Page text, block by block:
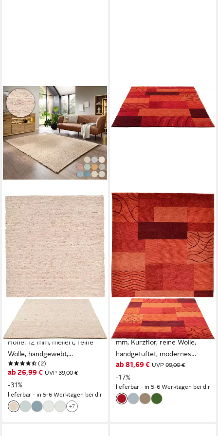
OTTO HOME
Wollteppich Pirker,
Handwebteppich, rechteckig,
Höhe: 12 mm, meliert, reine
Wolle, handgewebt,
Wendeteppich, Scandi,
Wohnzimmer
(2)
ab 26,99 € UVP 39,00 €
-31%
lieferbar - in 5-6 Werktagen bei dir
+7
THEKO
Wollteppich Royal Domas
4028, rechteckig, Höhe: 14
mm, Kurzflor, reine Wolle,
handgetuftet, modernes
Patchwork Design
ab 81,69 € UVP 99,00 €
-17%
lieferbar - in 5-6 Werktagen bei dir